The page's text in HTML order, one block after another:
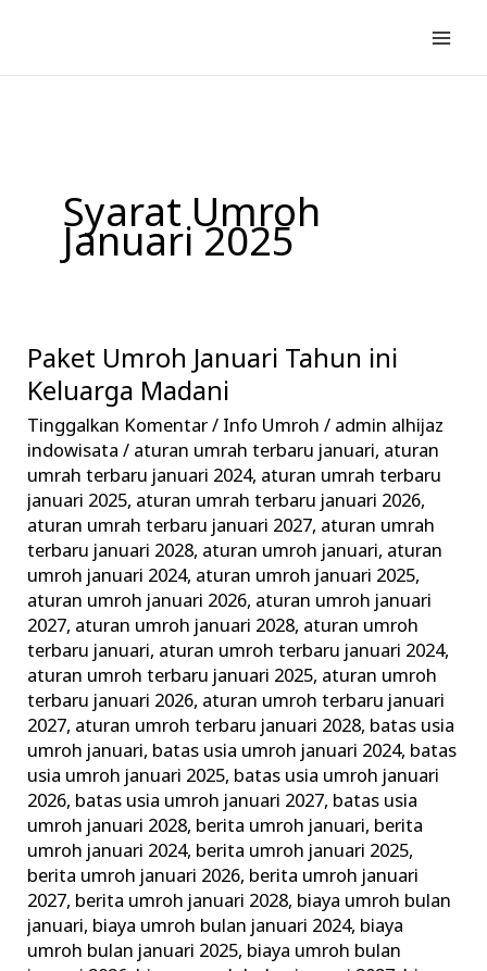
konten
Syarat Umroh
Januari 2025
Paket Umroh Januari Tahun ini
Keluarga Madani
Tinggalkan Komentar/ Info Umroh / admin alhijaz
indowisata/ aturan umrah terbaru januari, aturan
umrah terbaru januari 2024, aturan umrah terbaru
januari 2025, aturan umrah terbaru januari 2026,
aturan umrah terbaru januari 2027, aturan umrah
terbaru januari 2028, aturan umroh januari, aturan
umroh januari 2024, aturan umroh januari 2025,
aturan umroh januari 2026, aturan umroh januari
2027, aturan umroh januari 2028, aturan umroh
terbaru januari, aturan umroh terbaru januari 2024,
aturan umroh terbaru januari 2025, aturan umroh
terbaru januari 2026, aturan umroh terbaru januari
2027, aturan umroh terbaru januari 2028, batas usia
umroh januari, batas usia umroh januari 2024, batas
usia umroh januari 2025, batas usia umroh januari
2026, batas usia umroh januari 2027, batas usia
umroh januari 2028, berita umroh januari, berita
umroh januari 2024, berita umroh januari 2025,
berita umroh januari 2026, berita umroh januari
2027, berita umroh januari 2028, biaya umroh bulan
januari, biaya umroh bulan januari 2024, biaya
umroh bulan januari 2025, biaya umroh bulan
Paket
Umroh
Januari
Tahun
ini
Keluarga
Madani